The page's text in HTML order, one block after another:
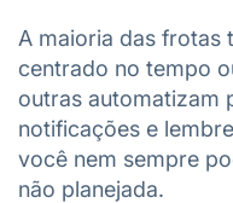
A maioria das frotas
centrado no tempo
outras automatizam
notificações e
você nem sempre
não planejada.